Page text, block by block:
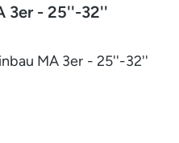
3er - 25''-32''
MA 3er - 25''-32''